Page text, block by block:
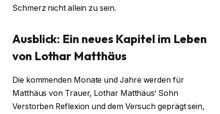
Schmerz nicht allein zu sein.
Ausblick: Ein neues Kapitel im Leben
von Lothar Matthäus
Die kommenden Monate und Jahre werden für
Matthäus von Trauer, Lothar Matthäus‘ Sohn
Verstorben Reflexion und dem Versuch geprägt sein,